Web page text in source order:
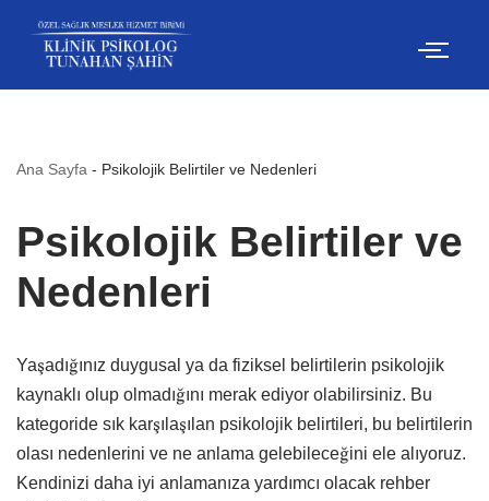
İçeriğe
geç
Ana Sayfa - Psikolojik Belirtiler ve Nedenleri
Psikolojik Belirtiler ve
Nedenleri
Yaşadığınız duygusal ya da fiziksel belirtilerin psikolojik
kaynaklı olup olmadığını merak ediyor olabilirsiniz. Bu
kategoride sık karşılaşılan psikolojik belirtileri, bu belirtilerin
olası nedenlerini ve ne anlama gelebileceğini ele alıyoruz.
Kendinizi daha iyi anlamanıza yardımcı olacak rehber